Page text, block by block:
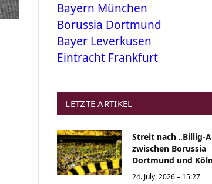
Bayern München
Borussia Dortmund
Bayer Leverkusen
Eintracht Frankfurt
LETZTE ARTIKEL
Streit nach „Billig-
zwischen Borussia
Dortmund und
24. July, 2026 – 15:27